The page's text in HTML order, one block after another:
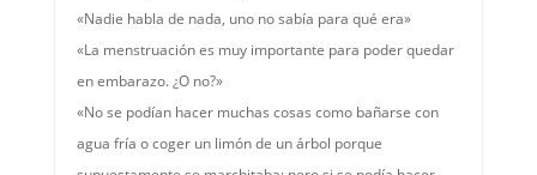
«Nadie habla de nada, uno no sabía para qué era»
«La menstruación es muy importante para poder quedar
en embarazo. ¿O no?»
«No se podían hacer muchas cosas como bañarse con
agua fría o coger un limón de un árbol porque